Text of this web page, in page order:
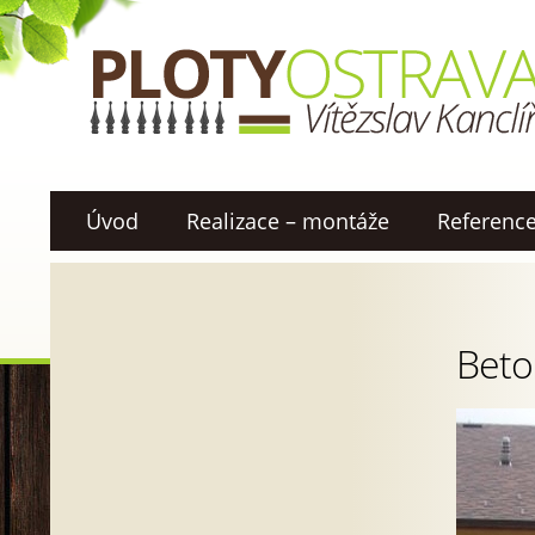
Úvod Realizace – montáže